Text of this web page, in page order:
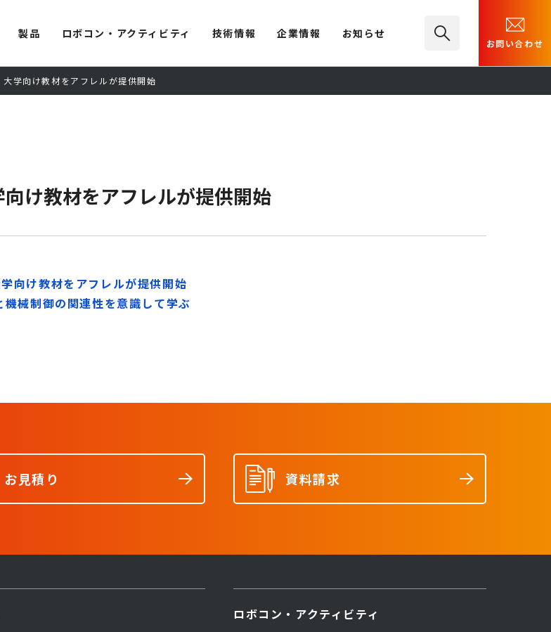
製品 ロボコン・アクティビティ 技術情報 企業情報 お知らせ
お問い合わせ
大学向け教材をアフレルが提供開始
向け教材をアフレルが提供開始
向け教材をアフレルが提供開始
械制御の関連性を意識して学ぶ
お見積り 資料請求
ロボコン・アクティビティ